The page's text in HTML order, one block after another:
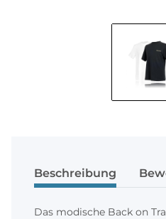
Beschreibung
Das modische Back on